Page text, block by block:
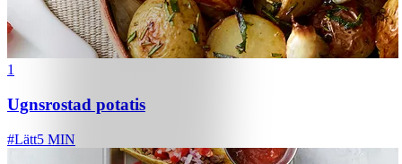
1
Ugnsrostad potatis
#Lätt5 MIN